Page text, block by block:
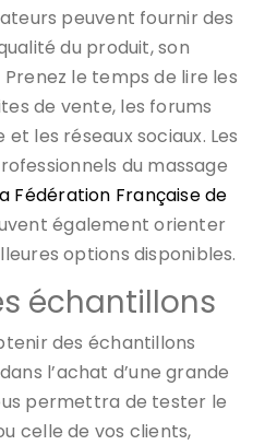
peuvent fournir des
du produit, son
le temps de lire les
de vente, les forums
les réseaux sociaux. Les
du massage
Fédération Française de
également orienter
options disponibles.
échantillons
des échantillons
l’achat d’une grande
permettra de tester le
celle de vos clients,